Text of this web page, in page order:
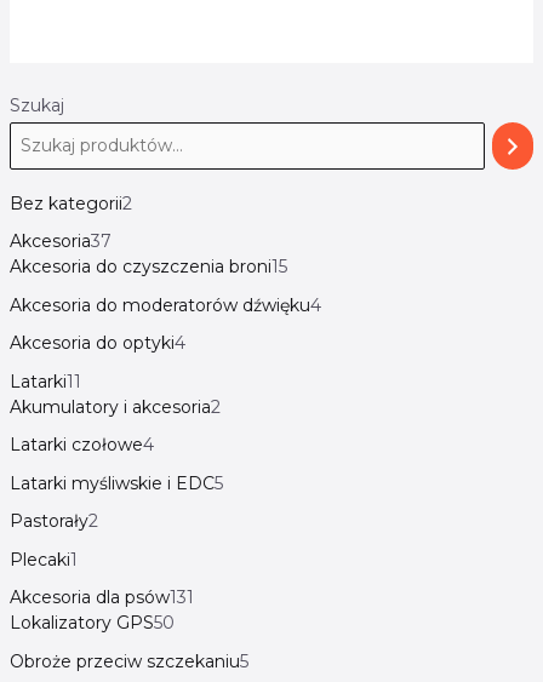
Szukaj
Bez kategorii2
Akcesoria37
Akcesoria do czyszczenia broni15
Akcesoria do moderatorów dźwięku4
Akcesoria do optyki4
Latarki11
Akumulatory i akcesoria2
Latarki czołowe4
Latarki myśliwskie i EDC5
Pastorały2
Plecaki1
Akcesoria dla psów131
Lokalizatory GPS50
Obroże przeciw szczekaniu5